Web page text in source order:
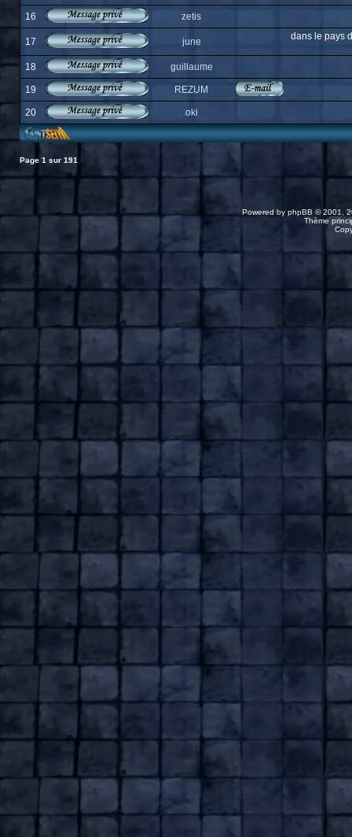
16 zetis
17 june dans le pays
18 guillaume
19 REZUM
20 oki
Page 1 sur 191
Powered by phpBB © 2001,
Thème